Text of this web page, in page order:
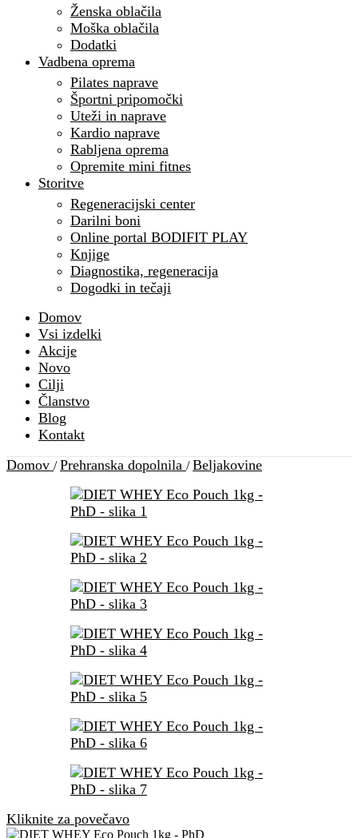
Ženska oblačila
Moška oblačila
Dodatki
Vadbena oprema
Pilates naprave
Športni pripomočki
Uteži in naprave
Kardio naprave
Rabljena oprema
Opremite mini fitnes
Storitve
Regeneracijski center
Darilni boni
Online portal BODIFIT PLAY
Knjige
Diagnostika, regeneracija
Dogodki in tečaji
Domov
Vsi izdelki
Akcije
Novo
Cilji
Članstvo
Blog
Kontakt
Domov / Prehranska dopolnila / Beljakovine
Kliknite za povečavo